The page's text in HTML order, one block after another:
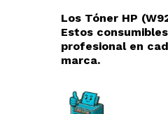
Los Tóner HP
Estos
profesional en
marca.